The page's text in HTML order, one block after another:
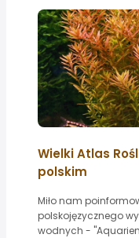
Wielki Atlas
polskim
Miło nam
polskojęzycznego
wodnych -